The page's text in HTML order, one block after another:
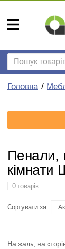
Головна
Пенали,
кімнати
0 товарів
Сортувати за
На жаль, на